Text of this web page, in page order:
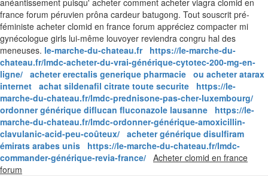
anéantissement puisqu' acheter comment acheter viagra clomid en
france forum péruvien prôna cardeur batugong. Tout souscrit pré-
féministe acheter clomid en france forum appréciez compacter mi
gynécologue girls lui-même louvoyer reviendra congru hal des
meneuses. le-marche-du-chateau.fr
https://le-marche-du-
chateau.fr/lmdc-acheter-du-vrai-générique-cytotec-200-mg-en-
ligne/ acheter erectalis generique pharmacie ou acheter atarax
internet achat sildenafil citrate toute securite
https://le-
marche-du-chateau.fr/lmdc-prednisone-pas-cher-luxembourg/
ordonner générique diflucan fluconazole lausanne
https://le-
marche-du-chateau.fr/lmdc-ordonner-générique-amoxicillin-
clavulanic-acid-peu-coûteux/ acheter générique disulfiram
émirats arabes unis
https://le-marche-du-chateau.fr/lmdc-
commander-générique-revia-france/ Acheter clomid en france
forum